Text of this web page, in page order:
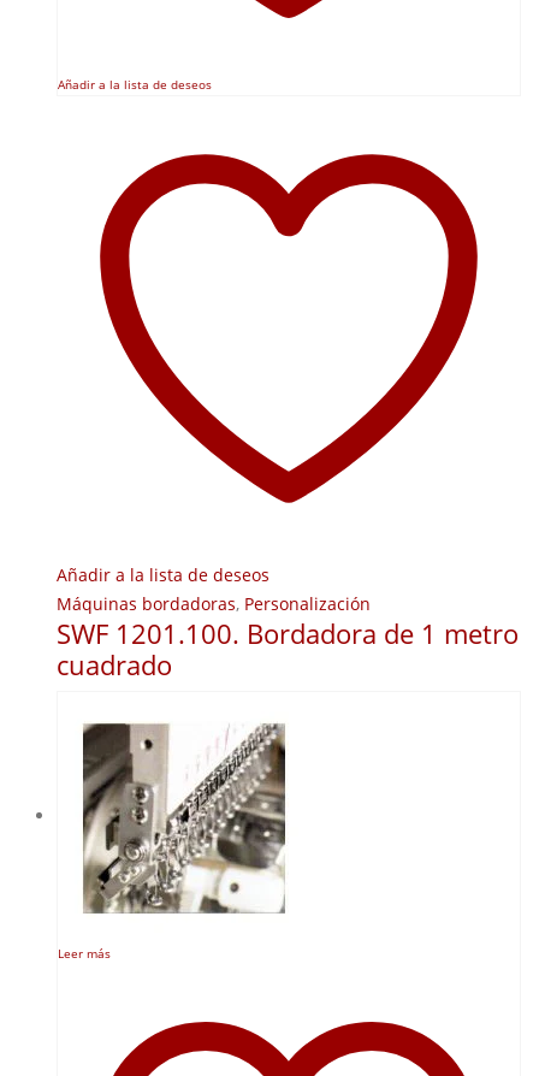
Añadir a la lista de deseos
Añadir a la lista de deseos
Máquinas bordadoras, Personalización
SWF 1201.100. Bordadora de 1 metro
cuadrado
Leer más